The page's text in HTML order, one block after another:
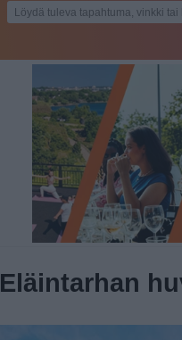
Eläintarhan